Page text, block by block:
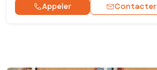
Appeler Contacter